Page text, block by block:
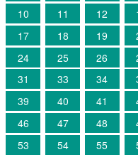
10
11 12
17
18 19
24
25 26
31
33 34
39
40 41
46
47 48
53
54 55